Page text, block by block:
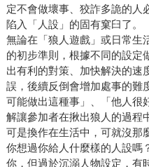
定不會做壞事、狡詐多詭的
陷入「人設」的固有窠臼了。
無論在「狼人遊戲」或日常生
的初步準則，根據不同的設定
出有利的對策、加快解決的速
誤，後續反倒會增加處事的難
可能做出這種事」、「他人很
解讓參加者在揪出狼人的過程
可是換作在生活中，可就沒那
你想過你給人什麼樣的人設嗎
你，但過於沉溺人物設定，有